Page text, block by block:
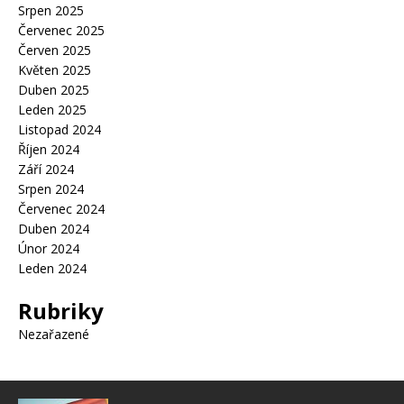
Srpen 2025
Červenec 2025
Červen 2025
Květen 2025
Duben 2025
Leden 2025
Listopad 2024
Říjen 2024
Září 2024
Srpen 2024
Červenec 2024
Duben 2024
Únor 2024
Leden 2024
Rubriky
Nezařazené